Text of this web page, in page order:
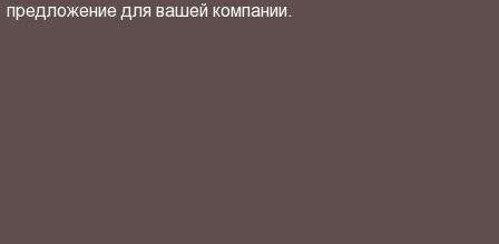
предложение для вашей компании.
ОТПРАВИТЬ СВОЙ КОНТАКТ